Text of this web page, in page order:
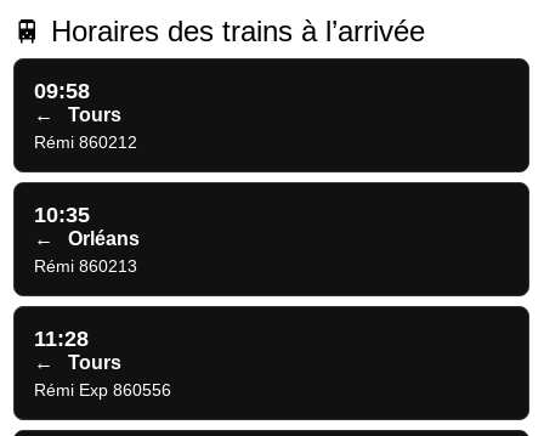
🚆 Horaires des trains à l’arrivée
09:58
← Tours
Rémi 860212
10:35
← Orléans
Rémi 860213
11:28
← Tours
Rémi Exp 860556